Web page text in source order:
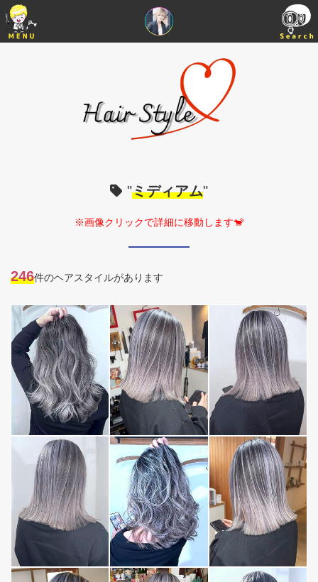
"ミディアム"
※画像クリックで詳細に移動します🐒
246件のヘアスタイルがあります